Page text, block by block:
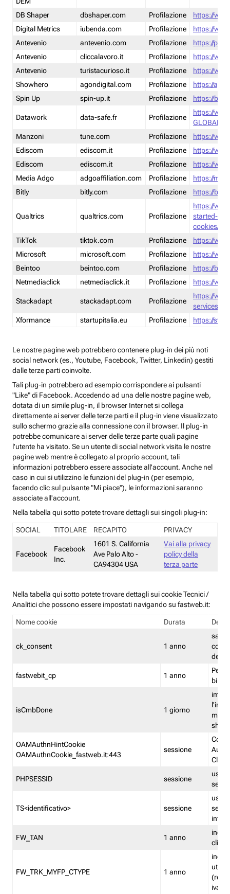
DB Shaper
dbshaper.com Profilazione
https://
Digital Metrics
iubenda.com Profilazione
https://
Antevenio
antevenio.com Profilazione
https://
Antevenio
cliccalavoro.it Profilazione
https://
Antevenio
turistacurioso.it Profilazione
https://
Showhero
agondigital.com Profilazione
https://
Spin Up
spin-up.it Profilazione https://
Datawork data-safe.fr Profilazione
https://
GLOBAL-
Manzoni
tune.com Profilazione
https://
Ediscom
ediscom.it Profilazione
https://
Ediscom
ediscom.it Profilazione
https://
Media Adgo
adgoaffiliation.com Profilazione
https://
Bitly
bitly.com Profilazione https://
Qualtrics qualtrics.com Profilazione
https://
started-
cookies/
TikTok
tiktok.com Profilazione
https://
Microsoft
microsoft.com Profilazione
https://
Beintoo
beintoo.com Profilazione
https://
Netmediaclick
netmediaclick.it Profilazione https://
Stackadapt stackadapt.com Profilazione
https://
services-
Xformance
startupitalia.eu Profilazione https://
Le nostre pagine web potrebbero contenere plug-in dei più noti
social network (es., Youtube, Facebook, Twitter, Linkedin) gestiti
dalle terze parti coinvolte.
Tali plug-in potrebbero ad esempio corrispondere ai pulsanti
"Like" di Facebook. Accedendo ad una delle nostre pagine web,
dotata di un simile plug-in, il browser Internet si collega
direttamente ai server delle terze parti e il plug-in viene visualizzato
sullo schermo grazie alla connessione con il browser. Il plug-in
potrebbe comunicare ai server delle terze parte quali pagine
l'utente ha visitato. Se un utente di social network visita le nostre
pagine web mentre è collegato al proprio account, tali
informazioni potrebbero essere associate all'account. Anche nel
caso in cui si utilizzino le funzioni del plug-in (per esempio,
facendo clic sul pulsante "Mi piace"), le informazioni saranno
associate all'account.
Nella tabella qui sotto potete trovare dettagli sui singoli plug-in:
SOCIAL TITOLARE RECAPITO PRIVACY
Facebook
Facebook
Inc.
1601 S. California
Ave Palo Alto -
CA94304 USA
Vai alla privacy
policy della
terza parte
Nella tabella qui sotto potete trovare dettagli sui cookie Tecnici /
Analitici che possono essere impostati navigando su fastweb.it:
Nome cookie Durata
ck_consent 1 anno
salva
dei
fastwebit_cp 1 anno
isCmbDone 1 giorno
shp
OAMAuthnHintCookie
OAMAuthnCookie_fastweb.it:443
sessione
PHPSESSID sessione
TS<identificativo> sessione
FW_TAN 1 anno
FW_TRK_MYFP_CTYPE 1 anno
iva/